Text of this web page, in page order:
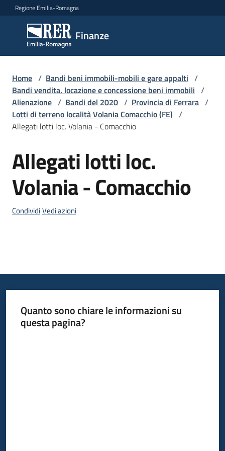
Vai al contenuto
Vai alla navigazione
Vai al footer
Regione Emilia-Romagna
Finanze
Finanze
Argomenti
Novità
Leggi
Atti
Bandi
Piani
Home / Bandi beni immobili-mobili e gare appalti /
Bandi vendita, locazione e concessione beni immobili /
Alienazione / Bandi del 2020 / Provincia di Ferrara /
Lotti di terreno località Volania Comacchio (FE) /
Allegati lotti loc. Volania - Comacchio
Salta al contenuto
Allegati lotti loc.
Volania - Comacchio
CondividiVedi azioni
Quanto sono chiare le informazioni su
questa pagina?